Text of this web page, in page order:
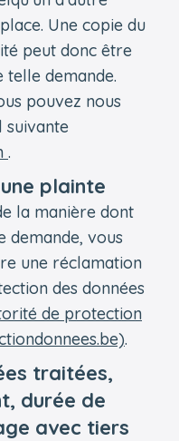
Une copie du
peut donc être
telle demande.
pouvez nous
suivante
.
plainte
la manière dont
demande, vous
une réclamation
des données
de protection
.
traitées,
durée de
avec tiers